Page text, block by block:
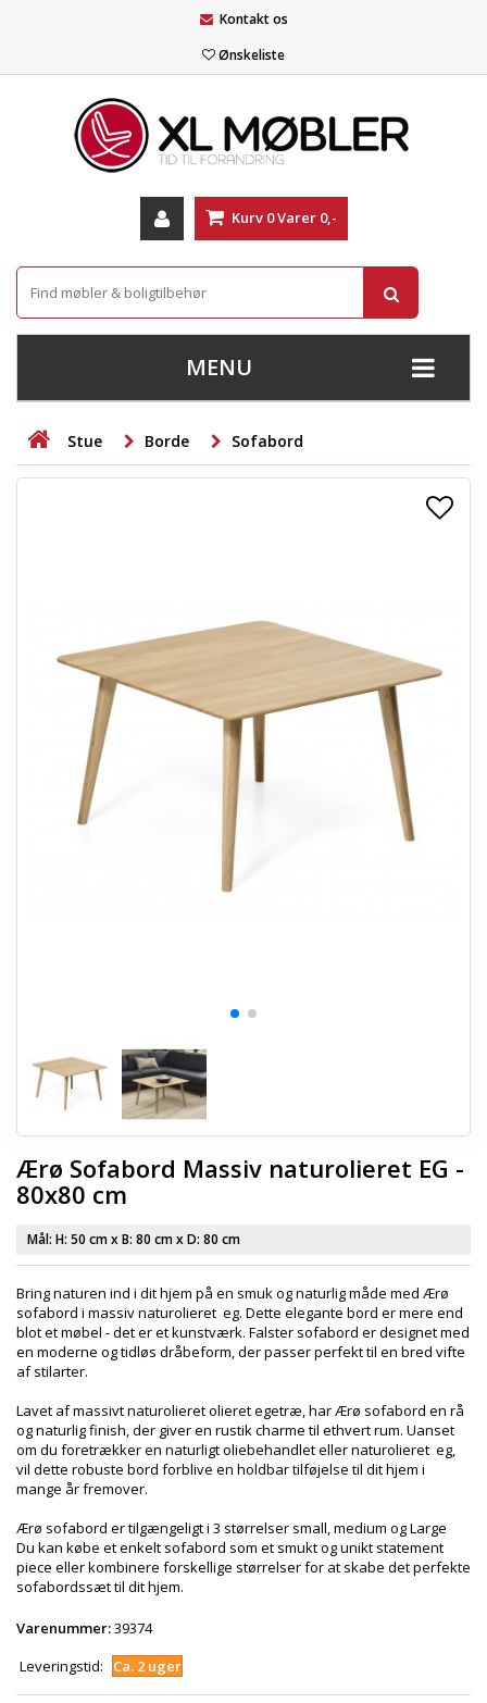
Kontakt os
Ønskeliste
Kurv 0Varer 0,-
MENU
+
STUE
+
ENTREMØBLER
HAVEMØBLER
Stue Borde Sofabord
Ærø Sofabord Massiv naturolieret EG -
80x80 cm
Mål: H: 50 cmx B: 80 cmx D: 80 cm
Bring naturen ind i dit hjem på en smuk og naturlig måde med Ærø
sofabord i massiv naturolieret eg. Dette elegante bord er mere end
blot et møbel - det er et kunstværk. Falster sofabord er designet med
en moderne og tidløs dråbeform, der passer perfekt til en bred vifte
af stilarter.
Lavet af massivt naturolieret olieret egetræ, har Ærø sofabord en rå
og naturlig finish, der giver en rustik charme til ethvert rum. Uanset
om du foretrækker en naturligt oliebehandlet eller naturolieret eg,
vil dette robuste bord forblive en holdbar tilføjelse til dit hjem i
mange år fremover.
Ærø sofabord er tilgængeligt i 3 størrelser small, medium og Large
Du kan købe et enkelt sofabord som et smukt og unikt statement
piece eller kombinere forskellige størrelser for at skabe det perfekte
sofabordssæt til dit hjem.
Varenummer:39374
Leveringstid:
Ca. 2 uger